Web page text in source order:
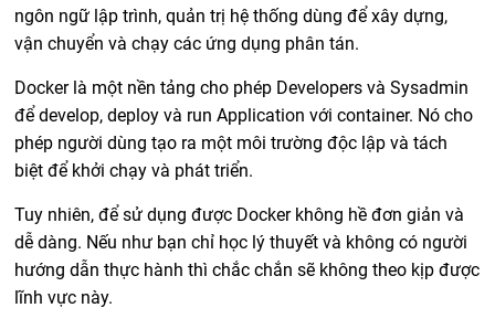
ngôn ngữ lập trình, quản trị hệ thống dùng để xây dựng,
vận chuyển và chạy các ứng dụng phân tán.
Docker là một nền tảng cho phép Developers và Sysadmin
để develop, deploy và run Application với container. Nó cho
phép người dùng tạo ra một môi trường độc lập và tách
biệt để khởi chạy và phát triển.
Tuy nhiên, để sử dụng được Docker không hề đơn giản và
dễ dàng. Nếu như bạn chỉ học lý thuyết và không có người
hướng dẫn thực hành thì chắc chắn sẽ không theo kịp được
lĩnh vực này.